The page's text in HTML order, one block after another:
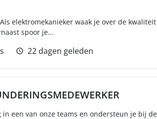
elektromekanieker waak je over de
spoor je...
22 dagen geleden
in een van onze teams en ondersteun je bij